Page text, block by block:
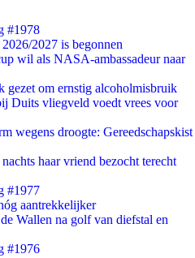
#1978
2027 is begonnen
wil als NASA-ambassadeur naar
gezet om ernstig alcoholmisbruik
Duits vliegveld voedt vrees voor
wegens droogte: Gereedschapskist
haar vriend bezocht terecht
#1977
aantrekkelijker
Wallen na golf van diefstal en
#1976